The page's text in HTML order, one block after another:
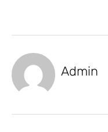
Admin